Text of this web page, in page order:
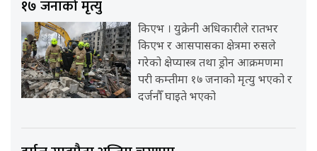
१७ जनाको मृत्यु
किएभ । युक्रेनी अधिकारीले रातभर
किएभ र आसपासका क्षेत्रमा रुसले
गरेको क्षेप्यास्त्र तथा ड्रोन आक्रमणमा
परी कम्तीमा १७ जनाको मृत्यु भएको र
दर्जनौँ घाइते भएको